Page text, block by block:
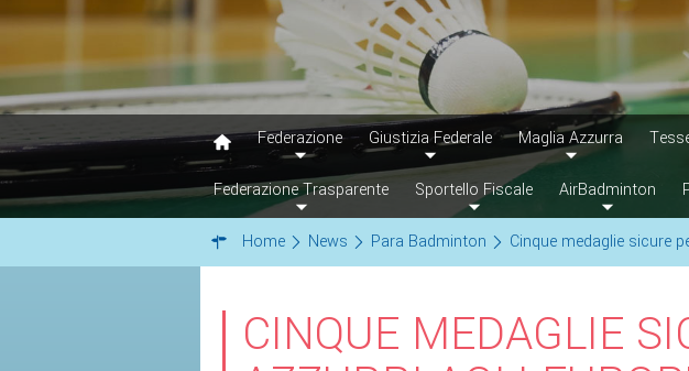
Federazione Giustizia Federale Maglia Azzurra
Federazione Trasparente Sportello Fiscale AirBadminton
Home News Para Badminton Cinque medaglie sicure
CINQUE MEDAGLIE